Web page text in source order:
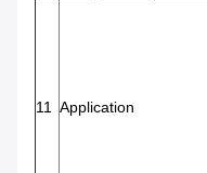
11 Application